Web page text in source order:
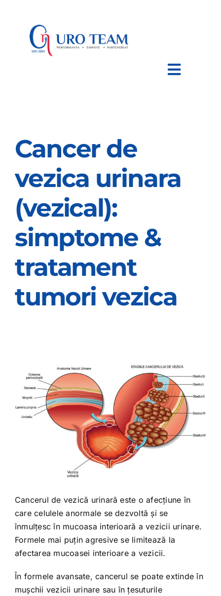
Toggle
DESPRE NOI
AFECTIUNI
TRATAMENTE
OPINIE MEDICALA
INFORMATII PACIENT
MEDIA
Cancer de
vezica urinara
(vezical):
simptome &
tratament
tumori vezica
Cancerul de vezică urinară este o afecțiune în
care celulele anormale se dezvoltă și se
înmulțesc în mucoasa interioară a vezicii urinare.
Formele mai puțin agresive se limitează la
afectarea mucoasei interioare a vezicii.
În formele avansate, cancerul se poate extinde în
mușchii vezicii urinare sau în țesuturile